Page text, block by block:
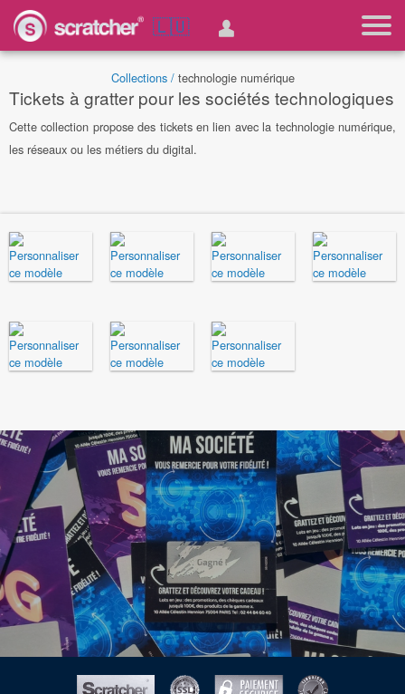
🇱🇺
Collections /technologie numérique
Tickets à gratter pour les sociétés technologiques
Cette collection propose des tickets en lien avec la technologie numérique,
les réseaux ou les métiers du digital.